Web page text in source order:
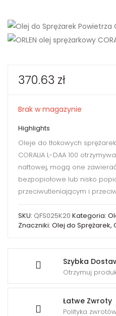
Szybka
Otrzymuj
Łatwe Zwroty
Polityka
370.63 zł
Brak w magazynie
Highlights
Oleje do tłokowych
CORALIA L-DAA 100
naftowej, mogą one
bezpopiołowe lub nisko
przeciwutleniającym i
SKU: QFS025K20 Kategoria:
Znaczniki: Olej do Sprężarek,